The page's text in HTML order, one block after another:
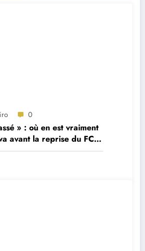
0
» : où en est vraiment
avant la reprise du FC